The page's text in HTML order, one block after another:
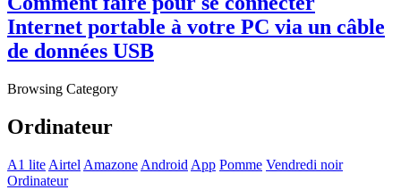
Internet portable à votre PC via un câble
de données USB
Browsing Category
Ordinateur
A1 lite Airtel Amazone Android App Pomme Vendredi noir
Ordinateur